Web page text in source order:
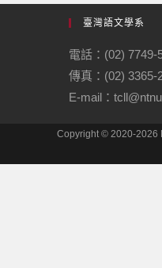
臺灣語文學系
電話：(02) 7749-
傳真：(02) 3365-
E-mail：
Copyright © 2020-2026